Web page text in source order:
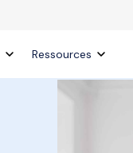
Ressources